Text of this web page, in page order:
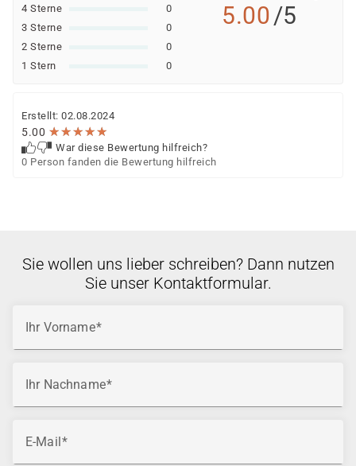
4 Sterne
0
3 Sterne
0
2 Sterne
0
1 Stern
0
5.00/5
Erstellt: 02.08.2024
5.00 ★★★★★
★★★★★
War diese Bewertung hilfreich?
0 Person fanden die Bewertung hilfreich
Sie wollen uns lieber schreiben? Dann nutzen
Sie unser Kontaktformular.
Ihr Vorname
Ihr Nachname
E-Mail